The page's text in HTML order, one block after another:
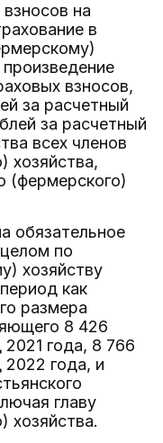
на
в
взносов,
за расчетный
за расчетный
всех членов
хозяйства,
(фермерского)
обязательное
по
хозяйству
как
размера
8 426
года, 8 766
2022 года, и
главу
хозяйства.